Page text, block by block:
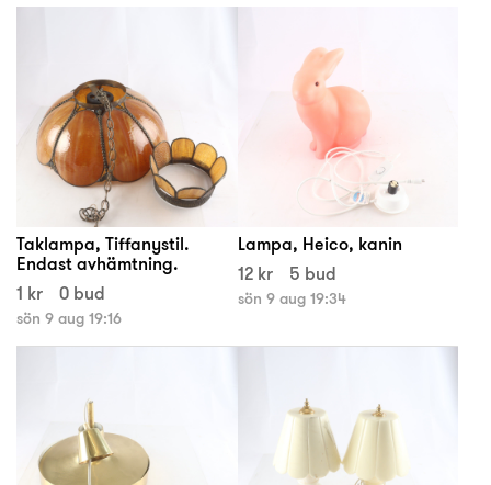
Taklampa, Tiffanystil.
Endast avhämtning.
1 kr
0 bud
sön 9 aug 19:16
Lampa, Heico, kanin
12 kr
5 bud
sön 9 aug 19:34